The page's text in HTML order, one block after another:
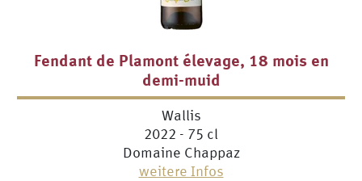
Fendant de Plamont élevage, 18 mois en
demi-muid
Wallis
2022 - 75 cl
Domaine Chappaz
weitere Infos